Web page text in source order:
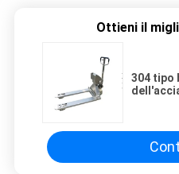
Ottieni il
304 tipo